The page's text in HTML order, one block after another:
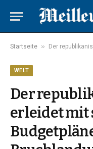
Startseite » Der republikanische
WELT
Der
erleidet mit